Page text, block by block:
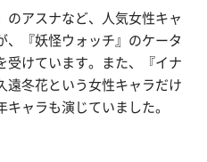
のアスナなど、人気女性キャ
、『妖怪ウォッチ』のケータ
受けています。また、『イナ
遠冬花という女性キャラだけ
ャラも演じていました。